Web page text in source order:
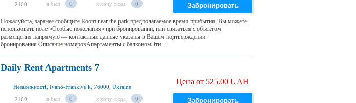
2460 я был 0 я хочу сюда 0 Забронировать
Пожалуйста, заранее сообщите Room near the park предполагаемое время прибытия. Вы можете
использовать поле «Особые пожелания» при бронировании, или связаться с объектом
размещения напрямую — контактные данные указаны в Вашем подтверждении
бронирования.Описание номеровАпартаменты с балкономЭти ...
Daily Rent Apartments 7
Незалежності, Ivano-Frankivsʼk, 76000, Ukraine
2160 я был 0 я хочу сюда 0
Цена от 525.00 UAH
Забронировать